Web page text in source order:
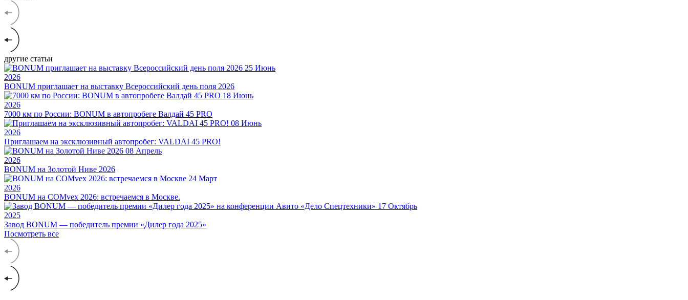
другие статьи
25 Июнь
2026
BONUM приглашает на выставку Всероссийский день поля 2026
18 Июнь
2026
7000 км по России: BONUM в автопробеге Валдай 45 PRO
08 Июнь
2026
Приглашаем на эксклюзивный автопробег: VALDAI 45 PRO!
08 Апрель
2026
BONUM на Золотой Ниве 2026
24 Март
2026
BONUM на COMvex 2026: встречаемся в Москве.
17 Октябрь
2025
Завод BONUM — победитель премии «Дилер года 2025»
Посмотреть все